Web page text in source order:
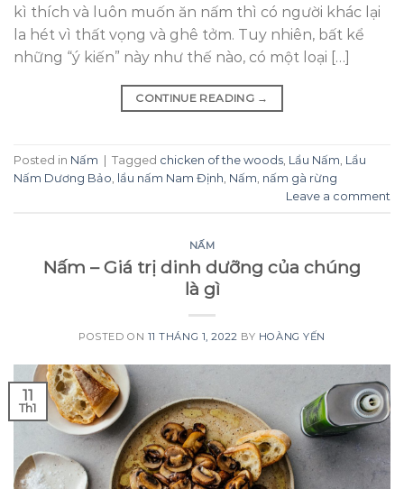
kì thích và luôn muốn ăn nấm thì có người khác lại
la hét vì thất vọng và ghê tởm. Tuy nhiên, bất kể
những “ý kiến” này như thế nào, có một loại […]
CONTINUE READING →
Posted in Nấm | Tagged chicken of the woods Lẩu Nấm Lẩu
Nấm Dương Bảo lẩu nấm Nam Định Nấm nấm gà rừng
Leave a comment
NẤM
Nấm – Giá trị dinh dưỡng của chúng
là gì
POSTED ON 11 THÁNG 1, 2022 BY HOÀNG YẾN
11
Th1